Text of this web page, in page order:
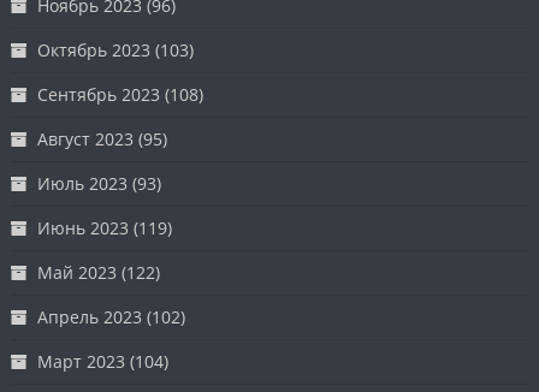
Ноябрь 2023 (96)
Октябрь 2023 (103)
Сентябрь 2023 (108)
Август 2023 (95)
Июль 2023 (93)
Июнь 2023 (119)
Май 2023 (122)
Апрель 2023 (102)
Март 2023 (104)